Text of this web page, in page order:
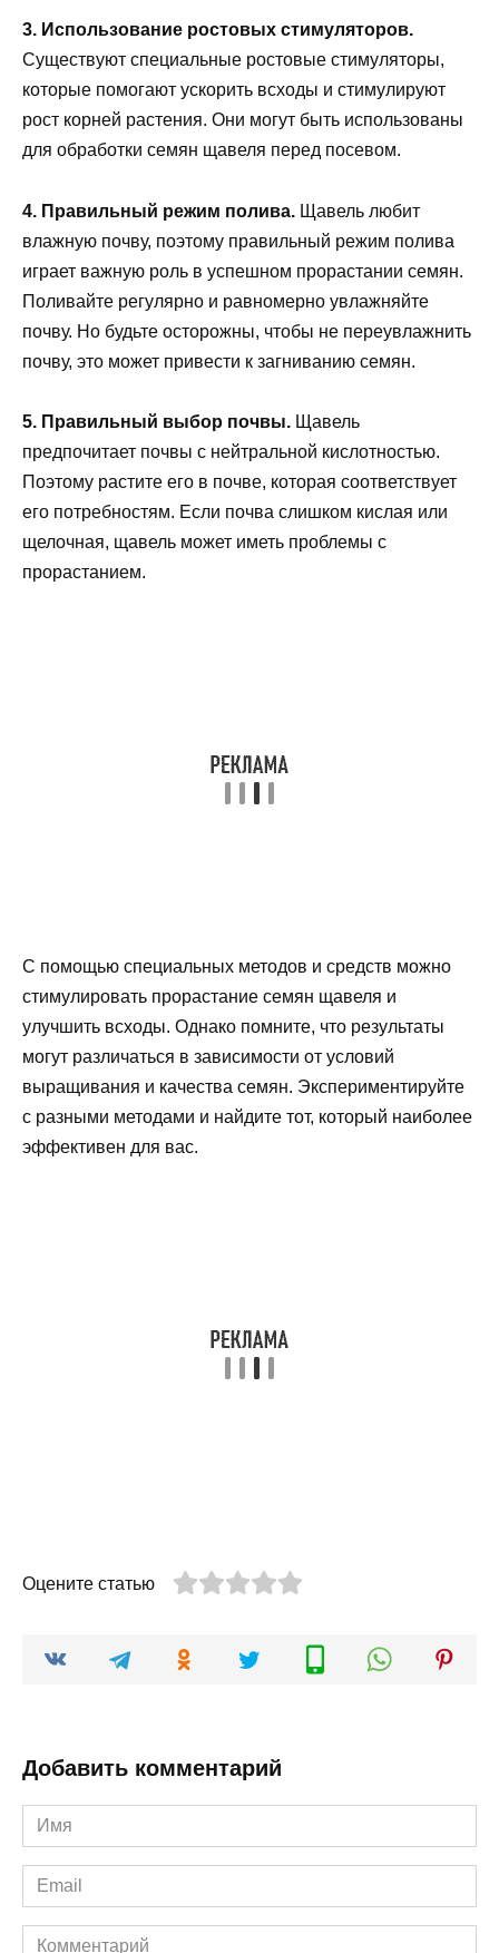
3. Использование ростовых стимуляторов.
Существуют специальные ростовые стимуляторы,
которые помогают ускорить всходы и стимулируют
рост корней растения. Они могут быть использованы
для обработки семян щавеля перед посевом.
4. Правильный режим полива. Щавель любит
влажную почву, поэтому правильный режим полива
играет важную роль в успешном прорастании семян.
Поливайте регулярно и равномерно увлажняйте
почву. Но будьте осторожны, чтобы не переувлажнить
почву, это может привести к загниванию семян.
5. Правильный выбор почвы. Щавель
предпочитает почвы с нейтральной кислотностью.
Поэтому растите его в почве, которая соответствует
его потребностям. Если почва слишком кислая или
щелочная, щавель может иметь проблемы с
прорастанием.
С помощью специальных методов и средств можно
стимулировать прорастание семян щавеля и
улучшить всходы. Однако помните, что результаты
могут различаться в зависимости от условий
выращивания и качества семян. Экспериментируйте
с разными методами и найдите тот, который наиболее
эффективен для вас.
Оцените статью
Добавить комментарий
Имя
*
Email
*
Комментарий